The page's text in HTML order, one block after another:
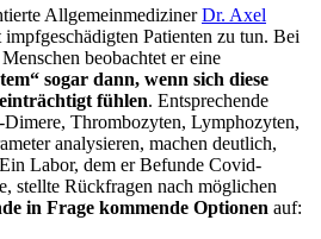
AllgemeinmedizinerDr. Axel
Patienten zu tun. Bei
beobachtet er eine
sogar dann, wenn sich diese
fühlen. Entsprechende
Thrombozyten, Lymphozyten,
analysieren, machen deutlich,
Labor, dem er Befunde Covid-
stellte Rückfragen nach möglichen
in Frage kommende Optionen auf: